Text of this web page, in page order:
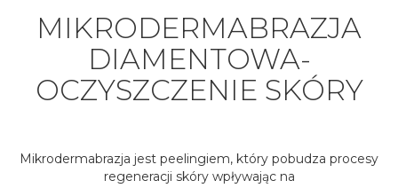
MIKRODERMABRAZJA
DIAMENTOWA-
OCZYSZCZENIE SKÓRY
Mikrodermabrazja jest peelingiem, który pobudza procesy
regeneracji skóry wpływając na